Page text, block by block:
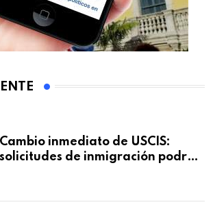
Cambio inmediato de USCIS:
solicitudes de inmigración podrán